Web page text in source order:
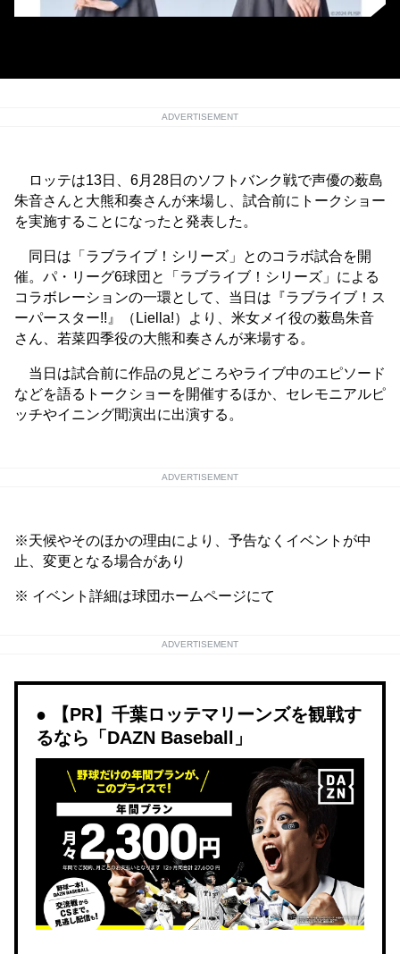
ADVERTISEMENT
ロッテは13日、6月28日のソフトバンク戦で声優の薮島
朱音さんと大熊和奏さんが来場し、試合前にトークショー
を実施することになったと発表した。
同日は「ラブライブ！シリーズ」とのコラボ試合を開
催。パ・リーグ6球団と「ラブライブ！シリーズ」による
コラボレーションの一環として、当日は『ラブライブ！ス
ーパースター!!』（Liella!）より、米女メイ役の薮島朱音
さん、若菜四季役の大熊和奏さんが来場する。
当日は試合前に作品の見どころやライブ中のエピソード
などを語るトークショーを開催するほか、セレモニアルピ
ッチやイニング間演出に出演する。
ADVERTISEMENT
※天候やそのほかの理由により、予告なくイベントが中
止、変更となる場合があり
※ イベント詳細は球団ホームページにて
ADVERTISEMENT
【PR】千葉ロッテマリーンズを観戦す
るなら「DAZN Baseball」